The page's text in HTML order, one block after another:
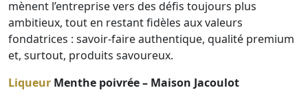
mènent l’entreprise vers des défis toujours plus
ambitieux, tout en restant fidèles aux valeurs
fondatrices : savoir-faire authentique, qualité premium
et, surtout, produits savoureux.
Liqueur Menthe poivrée – Maison Jacoulot